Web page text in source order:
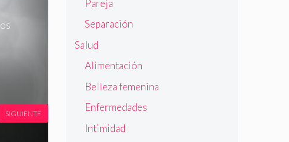
SIGUIENTE
Pareja
Separación
Salud
Alimentación
Belleza femenina
Enfermedades
Intimidad